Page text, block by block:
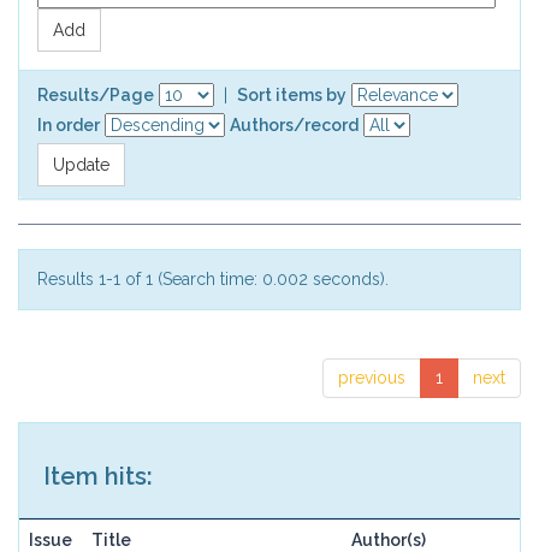
Results/Page
Sort items by
In order
Authors/record
Results 1-1 of 1 (Search time: 0.002 seconds).
previous 1 next
Item hits:
Issue Title Author(s)